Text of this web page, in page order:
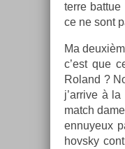
terre
ce ne sont
Ma
c’est que
Roland ?
j’ar­rive à
match
en­nuyeux
hovsky